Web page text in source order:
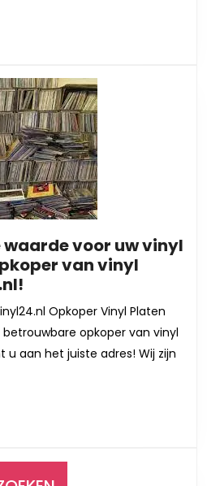
voor uw vinyl
van vinyl
eerlijke
waarde
voor
uw
opkoper
van
Opkoper Vinyl Platen
opkoper van vinyl
u aan het juiste adres! Wij zijn